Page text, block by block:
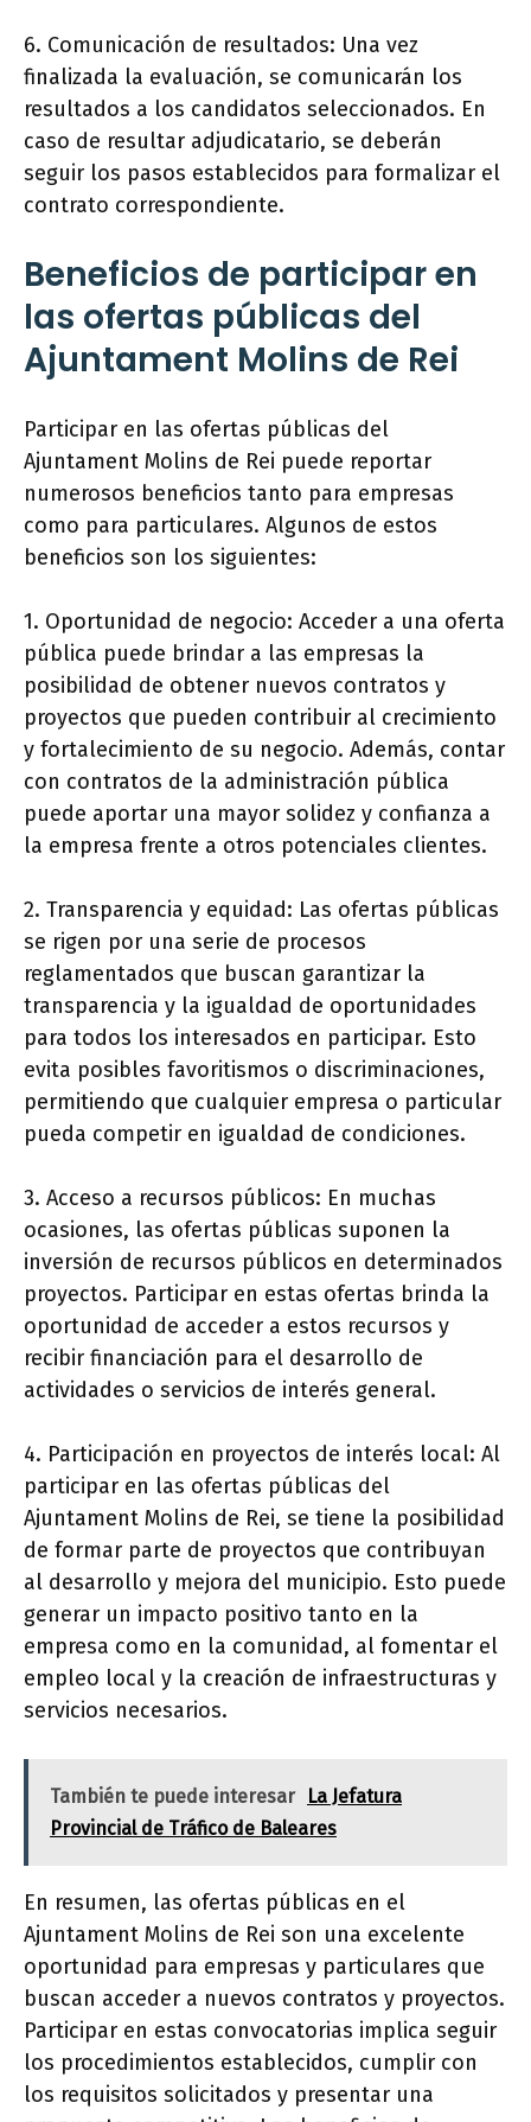
6. Comunicación de resultados: Una vez
finalizada la evaluación, se comunicarán los
resultados a los candidatos seleccionados. En
caso de resultar adjudicatario, se deberán
seguir los pasos establecidos para formalizar el
contrato correspondiente.
Beneficios de participar en
las ofertas públicas del
Ajuntament Molins de Rei
Participar en las ofertas públicas del
Ajuntament Molins de Rei puede reportar
numerosos beneficios tanto para empresas
como para particulares. Algunos de estos
beneficios son los siguientes:
1. Oportunidad de negocio: Acceder a una oferta
pública puede brindar a las empresas la
posibilidad de obtener nuevos contratos y
proyectos que pueden contribuir al crecimiento
y fortalecimiento de su negocio. Además, contar
con contratos de la administración pública
puede aportar una mayor solidez y confianza a
la empresa frente a otros potenciales clientes.
2. Transparencia y equidad: Las ofertas públicas
se rigen por una serie de procesos
reglamentados que buscan garantizar la
transparencia y la igualdad de oportunidades
para todos los interesados en participar. Esto
evita posibles favoritismos o discriminaciones,
permitiendo que cualquier empresa o particular
pueda competir en igualdad de condiciones.
3. Acceso a recursos públicos: En muchas
ocasiones, las ofertas públicas suponen la
inversión de recursos públicos en determinados
proyectos. Participar en estas ofertas brinda la
oportunidad de acceder a estos recursos y
recibir financiación para el desarrollo de
actividades o servicios de interés general.
4. Participación en proyectos de interés local: Al
participar en las ofertas públicas del
Ajuntament Molins de Rei, se tiene la posibilidad
de formar parte de proyectos que contribuyan
al desarrollo y mejora del municipio. Esto puede
generar un impacto positivo tanto en la
empresa como en la comunidad, al fomentar el
empleo local y la creación de infraestructuras y
servicios necesarios.
También te puede interesar
La Jefatura
Provincial de Tráfico de Baleares
En resumen, las ofertas públicas en el
Ajuntament Molins de Rei son una excelente
oportunidad para empresas y particulares que
buscan acceder a nuevos contratos y proyectos.
Participar en estas convocatorias implica seguir
los procedimientos establecidos, cumplir con
los requisitos solicitados y presentar una